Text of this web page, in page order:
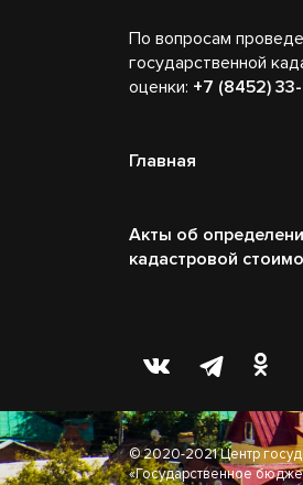
По вопросам
государственной
оценки: +7 (8452)
Главная
Акты об
кадастровой
© 2020-2021 Центр
«Государственное